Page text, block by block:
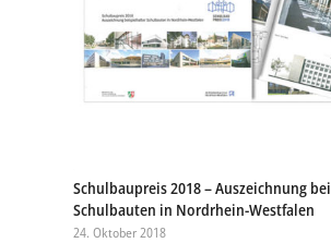
Schulbaupreis 2018 – Auszeichnung
Schulbauten in Nordrhein-Westfalen
24. Oktober 2018